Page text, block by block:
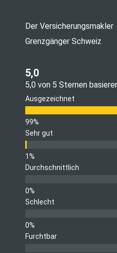
Der Versicherungsmakler
Grenzgänger Schweiz
5,0
5,0 von 5 Sternen
Ausgezeichnet
Sehr gut
Durchschnittlich
Schlecht
Furchtbar